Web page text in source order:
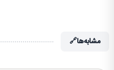
مشابه‌ها🔗